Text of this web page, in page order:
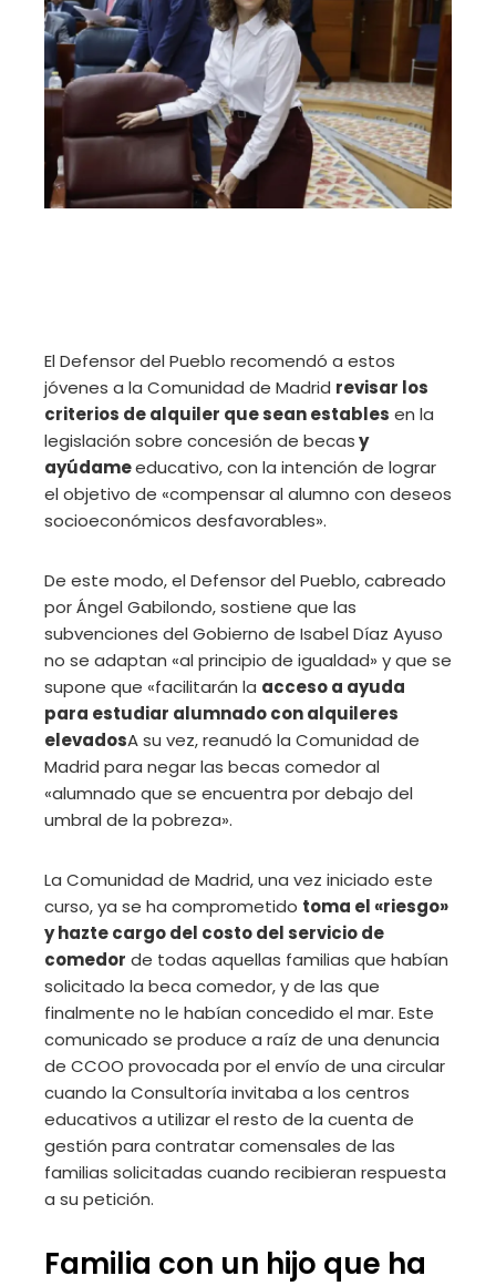
El Defensor del Pueblo recomendó a estos
jóvenes a la Comunidad de Madrid revisar los
criterios de alquiler que sean estables en la
legislación sobre concesión de becasy
ayúdameeducativo, con la intención de lograr
el objetivo de «compensar al alumno con deseos
socioeconómicos desfavorables».
De este modo, el Defensor del Pueblo, cabreado
por Ángel Gabilondo, sostiene que las
subvenciones del Gobierno de Isabel Díaz Ayuso
no se adaptan «al principio de igualdad» y que se
supone que «facilitarán la acceso a ayuda
para estudiar alumnado con alquileres
elevadosA su vez, reanudó la Comunidad de
Madrid para negar las becas comedor al
«alumnado que se encuentra por debajo del
umbral de la pobreza».
La Comunidad de Madrid, una vez iniciado este
curso, ya se ha comprometido toma el «riesgo»
y hazte cargo del costo del servicio de
comedor de todas aquellas familias que habían
solicitado la beca comedor, y de las que
finalmente no le habían concedido el mar. Este
comunicado se produce a raíz de una denuncia
de CCOO provocada por el envío de una circular
cuando la Consultoría invitaba a los centros
educativos a utilizar el resto de la cuenta de
gestión para contratar comensales de las
familias solicitadas cuando recibieran respuesta
a su petición.
Familia con un hijo que ha